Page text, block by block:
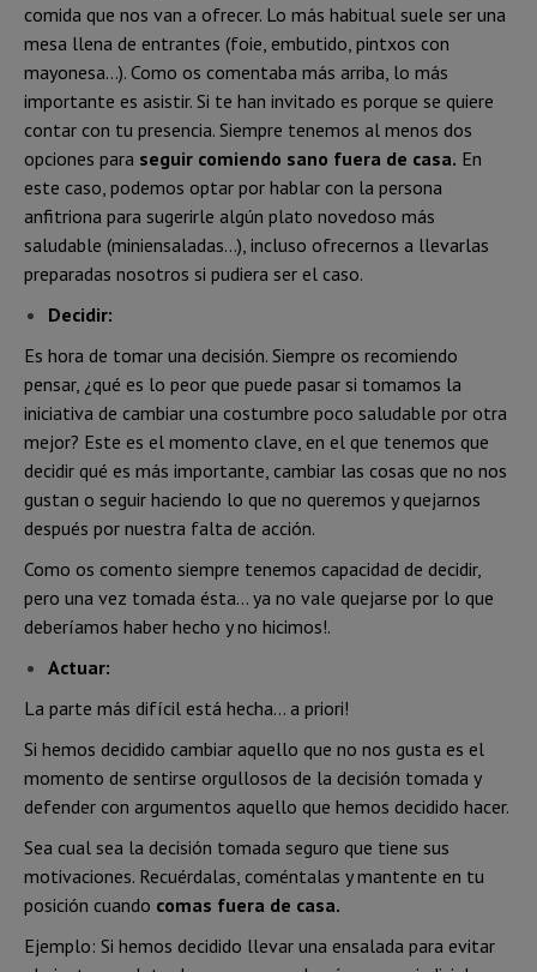
comida que nos van a ofrecer. Lo más habitual suele ser una
mesa llena de entrantes (foie, embutido, pintxos con
mayonesa…). Como os comentaba más arriba, lo más
importante es asistir. Si te han invitado es porque se quiere
contar con tu presencia. Siempre tenemos al menos dos
opciones para seguir comiendo sano fuera de casa. En
este caso, podemos optar por hablar con la persona
anfitriona para sugerirle algún plato novedoso más
saludable (miniensaladas…), incluso ofrecernos a llevarlas
preparadas nosotros si pudiera ser el caso.
Decidir:
Es hora de tomar una decisión. Siempre os recomiendo
pensar, ¿qué es lo peor que puede pasar si tomamos la
iniciativa de cambiar una costumbre poco saludable por otra
mejor? Este es el momento clave, en el que tenemos que
decidir qué es más importante, cambiar las cosas que no nos
gustan o seguir haciendo lo que no queremos y quejarnos
después por nuestra falta de acción.
Como os comento siempre tenemos capacidad de decidir,
pero una vez tomada ésta… ya no vale quejarse por lo que
deberíamos haber hecho y no hicimos!.
Actuar:
La parte más difícil está hecha… a priori!
Si hemos decidido cambiar aquello que no nos gusta es el
momento de sentirse orgullosos de la decisión tomada y
defender con argumentos aquello que hemos decidido hacer.
Sea cual sea la decisión tomada seguro que tiene sus
motivaciones. Recuérdalas, coméntalas y mantente en tu
posición cuando comas fuera de casa.
Ejemplo: Si hemos decidido llevar una ensalada para evitar